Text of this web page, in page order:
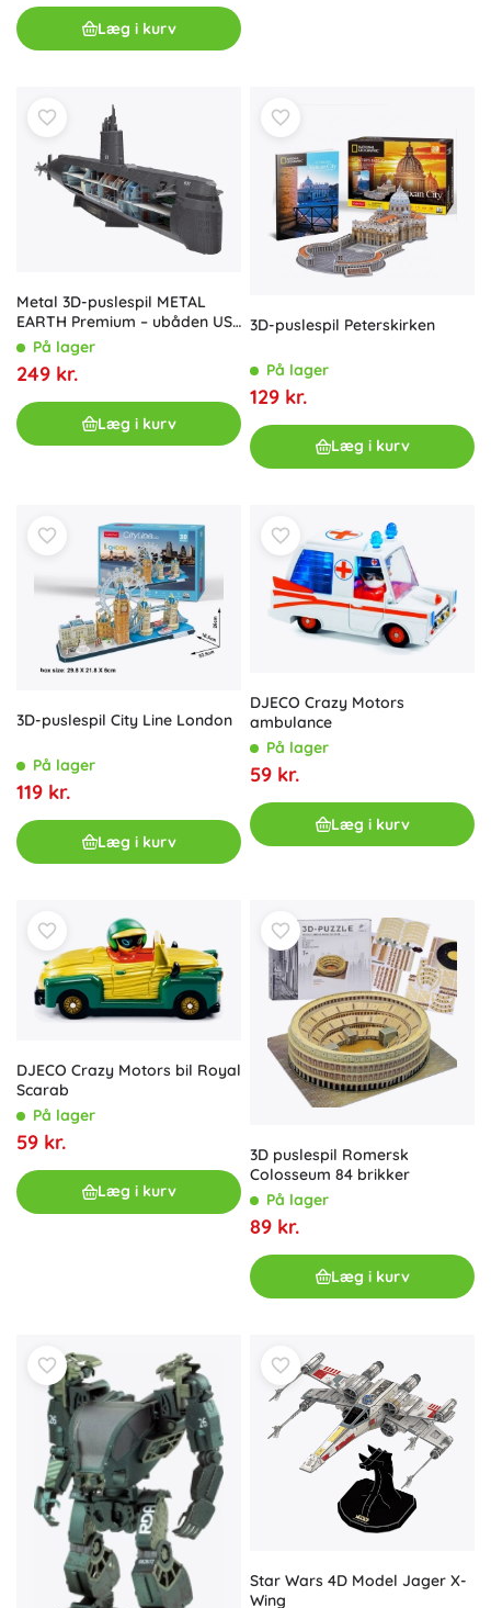
Læg i kurv
Metal 3D-puslespil METAL
EARTH Premium – ubåden USS
NAUTILUS
På lager
249 kr.
Læg i kurv
3D-puslespil Peterskirken
På lager
129 kr.
Læg i kurv
3D-puslespil City Line London
På lager
119 kr.
Læg i kurv
DJECO Crazy Motors
ambulance
På lager
59 kr.
Læg i kurv
DJECO Crazy Motors bil Royal
Scarab
På lager
59 kr.
Læg i kurv
3D puslespil Romersk
Colosseum 84 brikker
På lager
89 kr.
Læg i kurv
Star Wars 4D Model Jager X-
Wing